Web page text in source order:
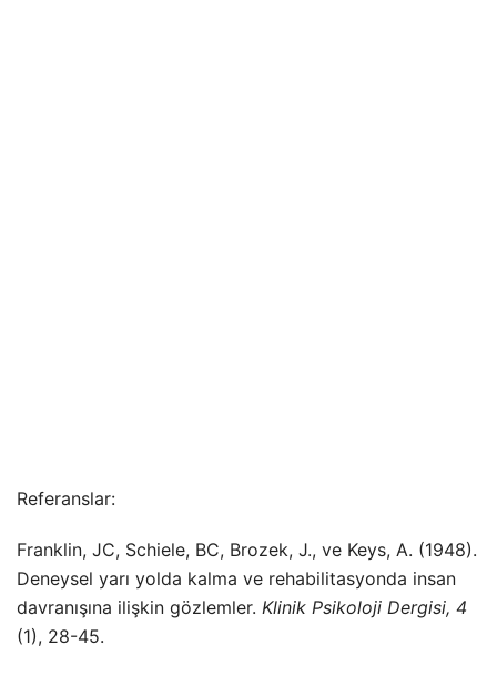
Referanslar:
Franklin, JC, Schiele, BC, Brozek, J., ve Keys, A. (1948).
Deneysel yarı yolda kalma ve rehabilitasyonda insan
davranışına ilişkin gözlemler. Klinik Psikoloji Dergisi, 4
(1), 28-45.